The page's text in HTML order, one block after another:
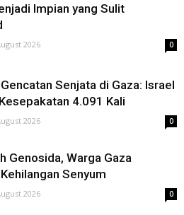
Impian yang Sulit
2026 0
Senjata di Gaza: Israel
4.091 Kali
2026 0
Genosida, Warga Gaza
Senyum
2026 0